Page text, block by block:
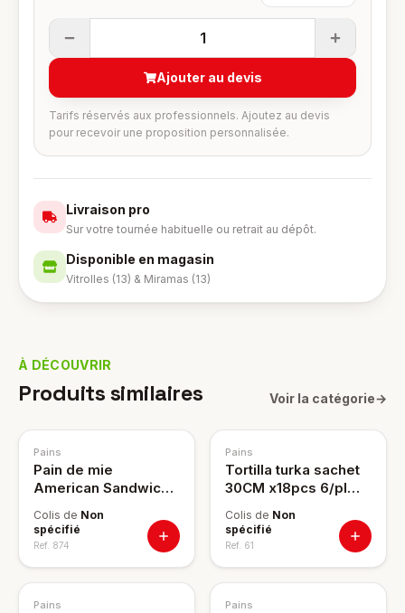
1
Ajouter au devis
Tarifs réservés aux professionnels. Ajoutez au devis
pour recevoir une proposition personnalisée.
Livraison pro
Sur votre tournée habituelle ou retrait au dépôt.
Disponible en magasin
Vitrolles (13) & Miramas (13)
À DÉCOUVRIR
Produits similaires Voir la catégorie→
Pains
Pain de mie
American Sandwich
Colis de Non
spécifié
Ref. 874
Pains
Tortilla turka sachet
30CM x18pcs 6/pl
Colis de Non
spécifié
Ref. 61
Pains Pains